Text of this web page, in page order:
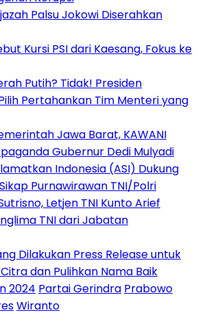
Palsu Jokowi Diserahkan
Kursi PSI dari Kaesang, Fokus ke
Putih? Tidak! Presiden
Pertahankan Tim Menteri yang
Jawa Barat, KAWANI
Gubernur Dedi Mulyadi
Indonesia (ASI) Dukung
Purnawirawan TNI/Polri
Letjen TNI Kunto Arief
TNI dari Jabatan
Dilakukan Press Release untuk
dan Pulihkan Nama Baik
2024 Partai Gerindra Prabowo
Wiranto